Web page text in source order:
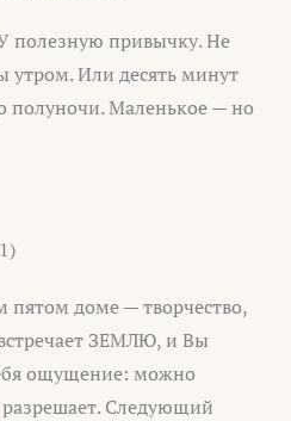
полезную привычку. Не
утром. Или десять минут
полуночи. Маленькое — но
пятом доме — творчество,
ЗЕМЛЮ, и Вы
ощущение: можно
Следующий